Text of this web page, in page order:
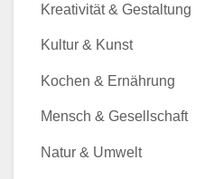
Kreativität & Gestaltung
Kultur & Kunst
Kochen & Ernährung
Mensch & Gesellschaft
Natur & Umwelt